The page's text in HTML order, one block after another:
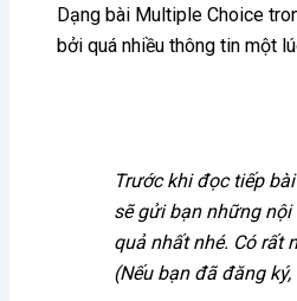
Dạng bài Multiple Choice
bởi quá nhiều thông tin một
Trước khi đọc tiếp
sẽ gửi bạn những nội
quả nhất nhé. Có rất
(Nếu bạn đã đăng